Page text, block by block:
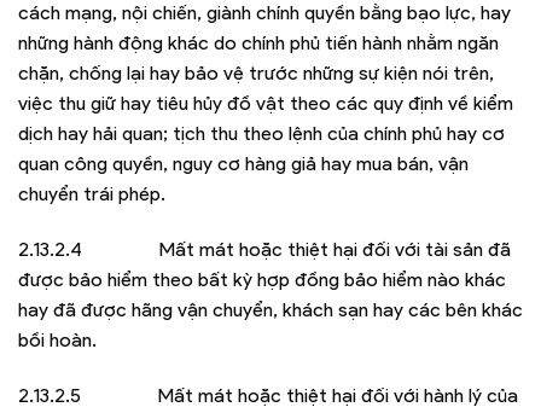
cách mạng, nội chiến, giành chính quyền bằng bạo lực, hay
những hành động khác do chính phủ tiến hành nhằm ngăn
chặn, chống lại hay bảo vệ trước những sự kiện nói trên,
việc thu giữ hay tiêu hủy đồ vật theo các quy định về kiểm
dịch hay hải quan; tịch thu theo lệnh của chính phủ hay cơ
quan công quyền, nguy cơ hàng giả hay mua bán, vận
chuyển trái phép.
2.13.2.4 Mất mát hoặc thiệt hại đối với tài sản đã
được bảo hiểm theo bất kỳ hợp đồng bảo hiểm nào khác
hay đã được hãng vận chuyển, khách sạn hay các bên khác
bồi hoàn.
2.13.2.5 Mất mát hoặc thiệt hại đối với hành lý của